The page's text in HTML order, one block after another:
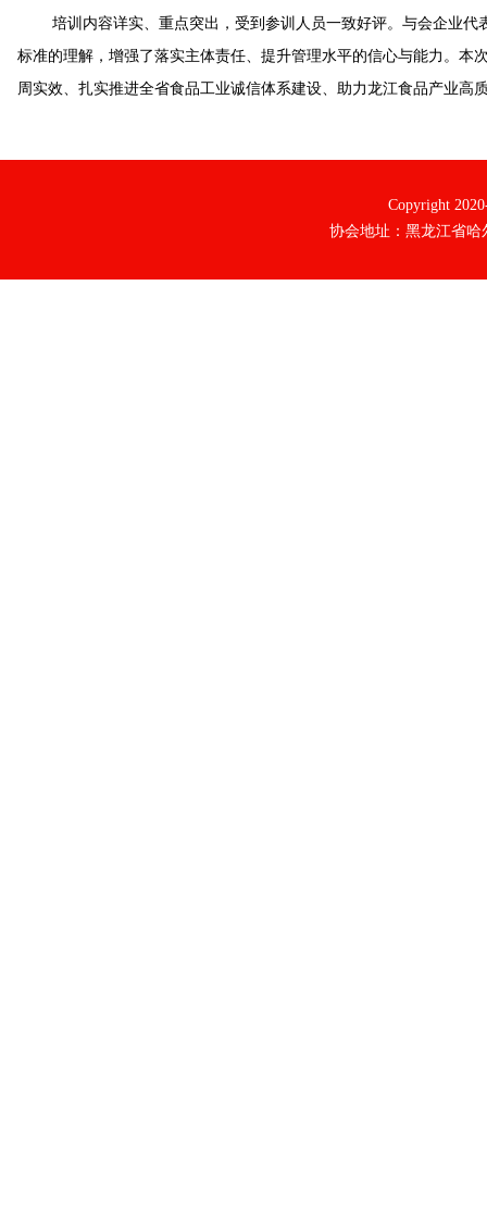
培训内容详实、重点突出，受到参训人员一致好评。与会企业
标准的理解，增强了落实主体责任、提升管理水平的信心与能力。本
周实效、扎实推进全省食品工业诚信体系建设、助力龙江食品产业高
Copyright
协会地址：黑龙江省哈